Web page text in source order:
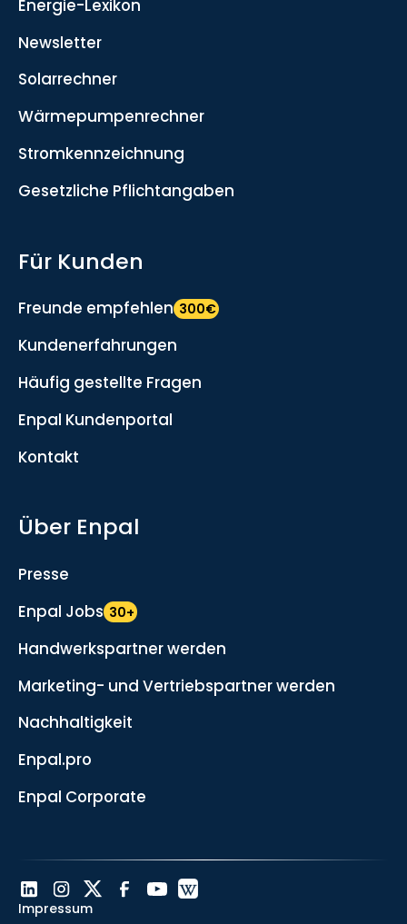
Energie-Lexikon
Newsletter
Solarrechner
Wärmepumpenrechner
Stromkennzeichnung
Gesetzliche Pflichtangaben
Für Kunden
Freunde empfehlen 300€
Kundenerfahrungen
Häufig gestellte Fragen
Enpal Kundenportal
Kontakt
Über Enpal
Presse
Enpal Jobs 30+
Handwerkspartner werden
Marketing- und Vertriebspartner werden
Nachhaltigkeit
Enpal.pro
Enpal Corporate
Impressum